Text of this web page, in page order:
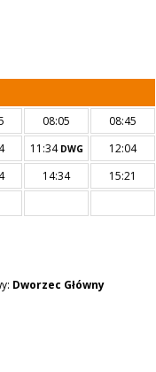
08:05
08:45
11:34 DWG
12:04
14:34
15:21
Dworzec Główny